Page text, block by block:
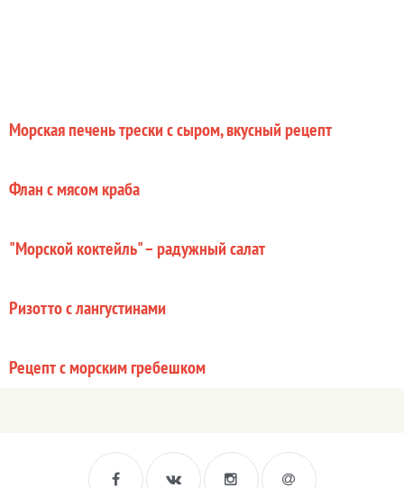
Морская печень трески с сыром, вкусный рецепт
Флан с мясом краба
"Морской коктейль" – радужный салат
Ризотто с лангустинами
Рецепт с морским гребешком